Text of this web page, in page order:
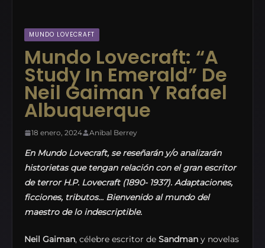
MUNDO LOVECRAFT
Mundo Lovecraft: “A
Study In Emerald” De
Neil Gaiman Y Rafael
Albuquerque
18 enero, 2024 Anibal Berrey
En Mundo Lovecraft, se reseñarán y/o analizarán
historietas que tengan relación con el gran escritor
de terror H.P. Lovecraft (1890- 1937). Adaptaciones,
ficciones, tributos… Bienvenido al mundo del
maestro de lo indescriptible.
Neil Gaiman, célebre escritor de Sandman y novelas